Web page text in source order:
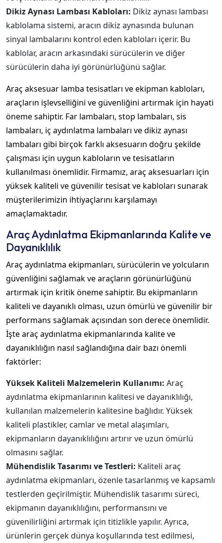
Dikiz Aynası Lambası Kabloları: Dikiz aynası lambası
kablolama sistemi, aracın dikiz aynasında bulunan
sinyal lambalarını kontrol eden kabloları içerir. Bu
kablolar, aracın arkasındaki sürücülerin ve diğer
sürücülerin daha iyi görünürlüğünü sağlar.
Araç aksesuar lamba tesisatları ve ekipman kabloları,
araçların işlevselliğini ve güvenliğini artırmak için hayati
öneme sahiptir. Far lambaları, stop lambaları, sis
lambaları, iç aydınlatma lambaları ve dikiz aynası
lambaları gibi birçok farklı aksesuarın doğru şekilde
çalışması için uygun kabloların ve tesisatların
kullanılması önemlidir. Firmamız, araç aksesuarları için
yüksek kaliteli ve güvenilir tesisat ve kabloları sunarak
müşterilerimizin ihtiyaçlarını karşılamayı
amaçlamaktadır.
Araç Aydınlatma Ekipmanlarında Kalite ve
Dayanıklılık
Araç aydınlatma ekipmanları, sürücülerin ve yolcuların
güvenliğini sağlamak ve araçların görünürlüğünü
artırmak için kritik öneme sahiptir. Bu ekipmanların
kaliteli ve dayanıklı olması, uzun ömürlü ve güvenilir bir
performans sağlamak açısından son derece önemlidir.
İşte araç aydınlatma ekipmanlarında kalite ve
dayanıklılığın nasıl sağlandığına dair bazı önemli
faktörler:
Yüksek Kaliteli Malzemelerin Kullanımı: Araç
aydınlatma ekipmanlarının kalitesi ve dayanıklılığı,
kullanılan malzemelerin kalitesine bağlıdır. Yüksek
kaliteli plastikler, camlar ve metal alaşımları,
ekipmanların dayanıklılığını artırır ve uzun ömürlü
olmasını sağlar.
Mühendislik Tasarımı ve Testleri: Kaliteli araç
aydınlatma ekipmanları, özenle tasarlanmış ve kapsamlı
testlerden geçirilmiştir. Mühendislik tasarımı süreci,
ekipmanın dayanıklılığını, performansını ve
güvenilirliğini artırmak için titizlikle yapılır. Ayrıca,
ürünlerin gerçek dünya koşullarında test edilmesi,